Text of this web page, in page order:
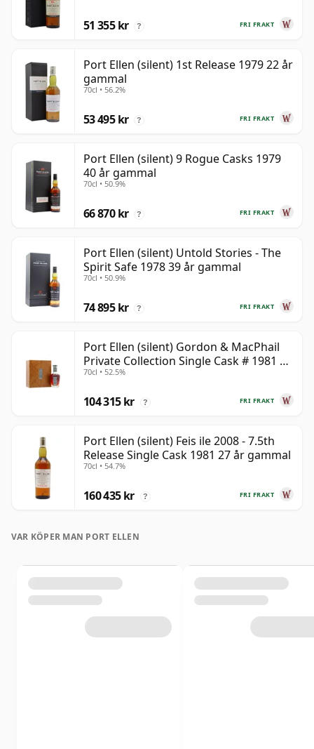
FRI FRAKT
51 355 kr ?
Port Ellen (silent) 1st Release 1979 22 år
gammal
70cl • 56.2%
FRI FRAKT
53 495 kr ?
Port Ellen (silent) 9 Rogue Casks 1979
40 år gammal
70cl • 50.9%
FRI FRAKT
66 870 kr ?
Port Ellen (silent) Untold Stories - The
Spirit Safe 1978 39 år gammal
70cl • 50.9%
FRI FRAKT
74 895 kr ?
Port Ellen (silent) Gordon & MacPhail
Private Collection Single Cask # 1981 42
år gammal
70cl • 52.5%
FRI FRAKT
104 315 kr ?
Port Ellen (silent) Feis ile 2008 - 7.5th
Release Single Cask 1981 27 år gammal
70cl • 54.7%
FRI FRAKT
160 435 kr ?
VAR KÖPER MAN PORT ELLEN